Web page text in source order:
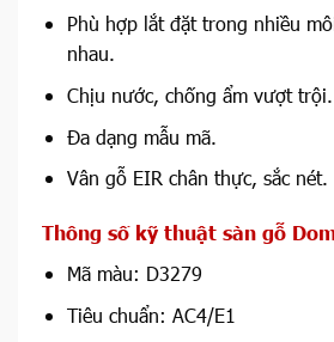
Phù hợp lắt đặt trong nhiều
nhau.
Chịu nước, chống ẩm vượt trội.
Đa dạng mẫu mã.
Vân gỗ EIR chân thực, sắc nét.
Thông số kỹ thuật sàn gỗ
Mã màu: D3279
Tiêu chuẩn: AC4/E1